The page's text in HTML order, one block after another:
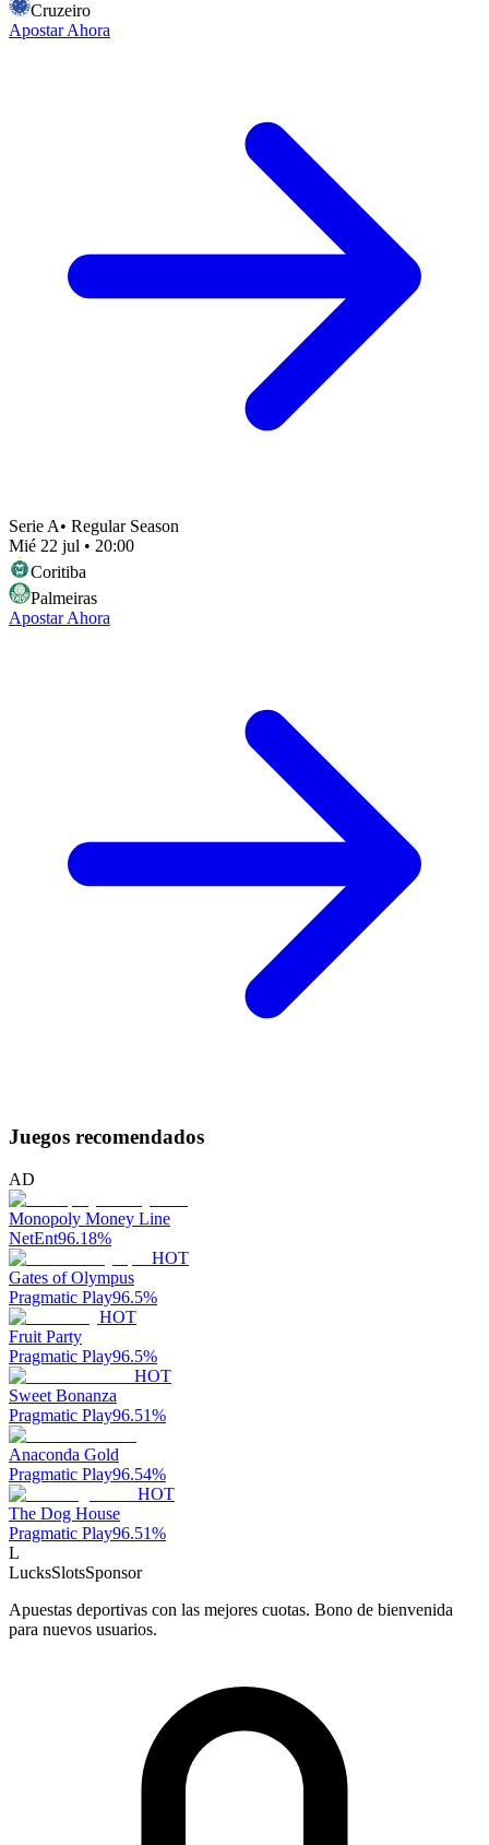
Cruzeiro
Apostar Ahora
Serie A• Regular Season
Mié 22 jul • 20:00
Coritiba
Palmeiras
Apostar Ahora
Juegos recomendados
AD
Monopoly Money Line
NetEnt96.18%
HOT
Gates of Olympus
Pragmatic Play96.5%
HOT
Fruit Party
Pragmatic Play96.5%
HOT
Sweet Bonanza
Pragmatic Play96.51%
Anaconda Gold
Pragmatic Play96.54%
HOT
The Dog House
Pragmatic Play96.51%
L
LucksSlotsSponsor
Apuestas deportivas con las mejores cuotas. Bono de bienvenida
para nuevos usuarios.